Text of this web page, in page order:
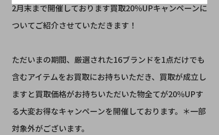
2月末まで開催しております買取20％UPキャンペーンに
ついてご紹介させていただきます！
ただいまの期間、厳選された16ブランドを1点だけでも
含むアイテムをお買取にお持ちいただき、買取が成立し
ますと買取価格がお持ちいただいた物全てが20％UPす
る大変お得なキャンペーンを開催しております。＊一部
対象外がございます。